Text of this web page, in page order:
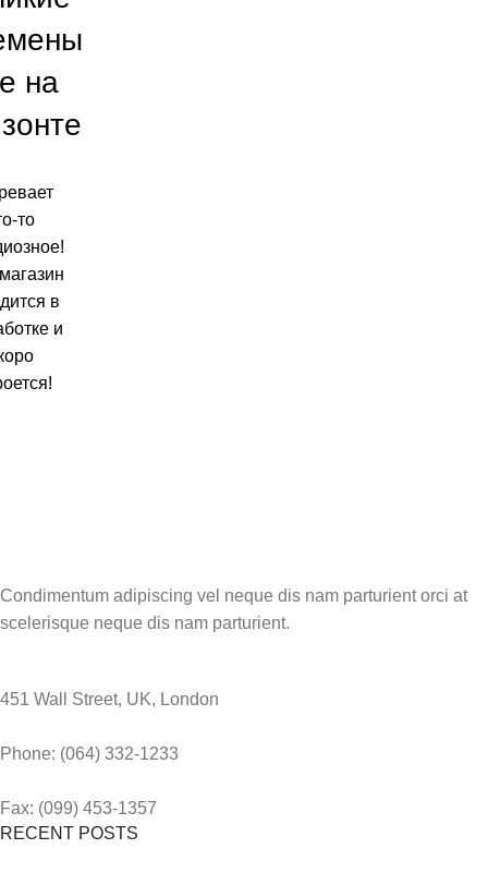
на
то
в
и
Condimentum adipiscing vel neque dis nam parturient orci at
scelerisque neque dis nam parturient.
451 Wall Street, UK, London
Phone: (064) 332-1233
Fax: (099) 453-1357
RECENT POSTS